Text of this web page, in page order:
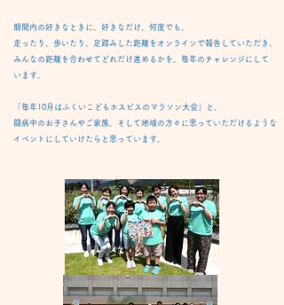
期間内の好きなときに、好きなだけ、何度でも、
走ったり、歩いたり、足踏みした距離をオンラインで報告していただき、
​みんなの距離を合わせてどれだけ進めるかを、毎年のチャレンジにして
います。
「毎年10月はふくいこどもホスピスのマラソン大会」と、
闘病中のお子さんやご家族、そして地域の方々に思っていただけるような
イベントに​していけたらと思っています。